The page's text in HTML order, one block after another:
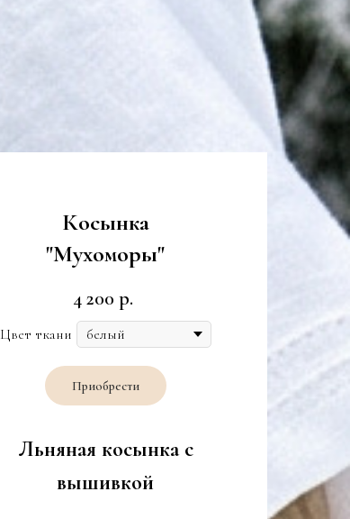
Косынка
"Мухоморы"
4 200 р.
Цвет ткани
Приобрести
Льняная косынка с
вышивкой